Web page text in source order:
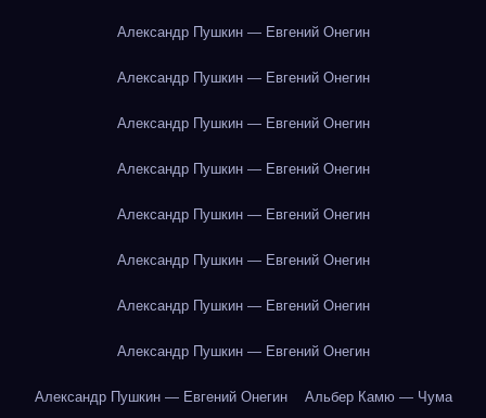
Александр Пушкин — Евгений Онегин
Александр Пушкин — Евгений Онегин
Александр Пушкин — Евгений Онегин
Александр Пушкин — Евгений Онегин
Александр Пушкин — Евгений Онегин
Александр Пушкин — Евгений Онегин
Александр Пушкин — Евгений Онегин
Александр Пушкин — Евгений Онегин
Александр Пушкин — Евгений Онегин Альбер Камю — Чума